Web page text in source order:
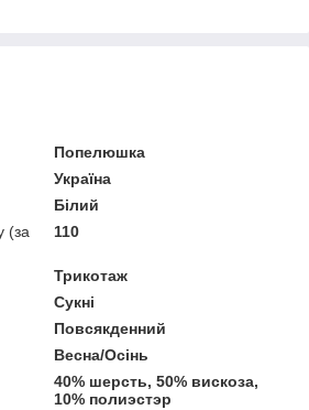
Попелюшка
Україна
Білий
(за
110
Трикотаж
Сукні
Повсякденний
Весна/Осінь
40% шерсть, 50% вискоза,
10% полиэстэр